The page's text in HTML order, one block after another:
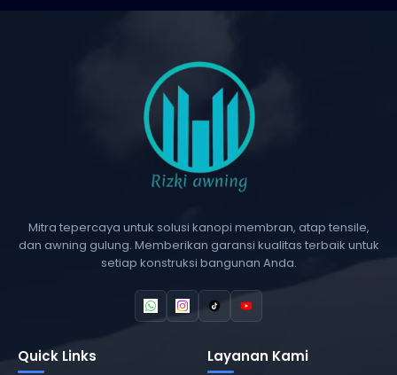
Mitra tepercaya untuk solusi kanopi membran, atap tensile,
dan awning gulung. Memberikan garansi kualitas terbaik untuk
setiap konstruksi bangunan Anda.
Quick Links Layanan Kami